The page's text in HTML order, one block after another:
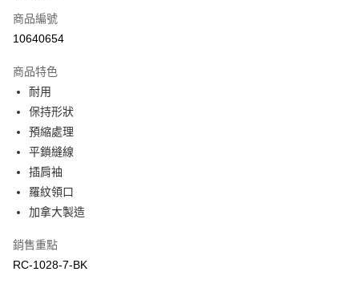
悠遊付
7-11取貨(快速到店)
每筆NT$100，滿NT$1,500(含以上)免運費
宅配-本島
每筆NT$100，滿NT$1,500(含以上)免運費
商品編號
10640654
商品特色
耐用
保持形狀
預縮處理
平鎖縫線
插肩袖
羅紋領口
加拿大製造
銷售重點
RC-1028-7-BK